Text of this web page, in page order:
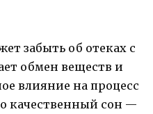
забыть об отеках с
обмен веществ и
влияние на процесс
качественный сон —